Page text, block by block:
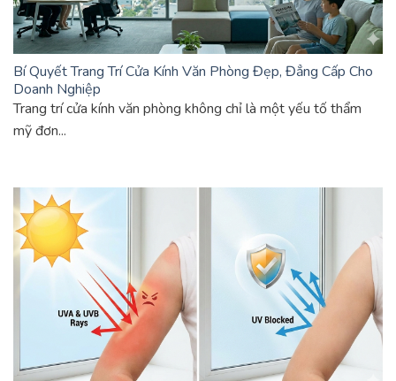
Bí Quyết Trang Trí Cửa Kính Văn Phòng Đẹp, Đẳng Cấp Cho
Doanh Nghiệp
Trang trí cửa kính văn phòng không chỉ là một yếu tố thẩm
mỹ đơn...